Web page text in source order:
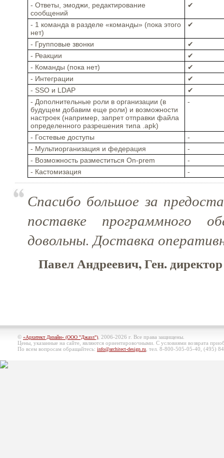
- Ответы, эмоджи, редактирование
сообщений
✔
- 1 команда в разделе «команды» (пока этого
нет)
✔
- Групповые звонки
✔
- Реакции
✔
- Команды (пока нет)
✔
- Интеграции
✔
- SSO и LDAP
✔
- Дополнительные роли в организации (в
будущем добавим еще роли) и возможности
настроек (например, запрет отправки файла
определенного разрешения типа .apk)
-
- Гостевые доступы
-
- Мультиорганизация и федерация
-
- Возможность разместиться On-prem
-
- Кастомизация
-
Спасибо большое за
поставке программного
довольны. Доставка
Павел Андреевич, Ген.
© «Архитект Дизайн» (ООО "Джазл") , 2006-2026 г. Все права защищены.
Цены, указанные на сайте, являются ориентировочными. С условиями возврата
По всем вопросам обращайтесь: info@architect-design.ru , тел. 8-800-505-05-40, (495)